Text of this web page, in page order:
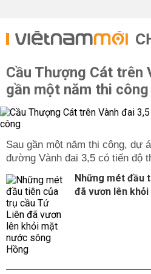
Cầu Thượng Cát trên
gần một năm thi công
Sau gần một năm thi công, dự
đường Vành đai 3,5 có tiến độ
Những mét đầu
đã vươn lên